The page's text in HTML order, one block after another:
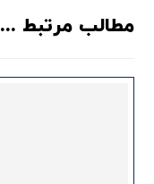
مطالب مرتبط ...